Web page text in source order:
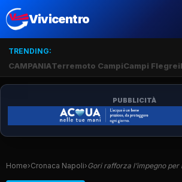
Vivicentro
TRENDING:
CAMPANIATerremoto CampiCampi Flegrei
PUBBLICITÀ
Home›Cronaca Napoli›Gori rafforza l’impegno